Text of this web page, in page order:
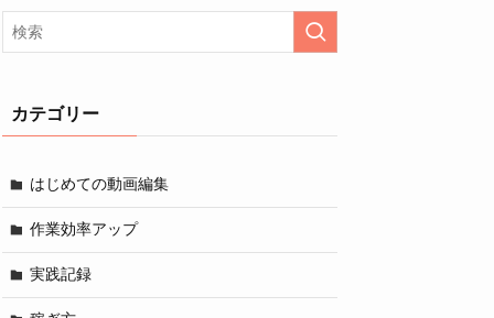
カテゴリー
はじめての動画編集
作業効率アップ
実践記録